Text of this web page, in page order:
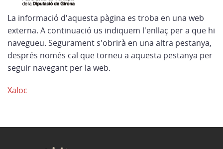
La informació d'aquesta pàgina es troba en una web
externa. A continuació us indiquem l'enllaç per a que hi
navegueu. Segurament s'obrirà en una altra pestanya,
després només cal que torneu a aquesta pestanya per
seguir navegant per la web.
Xaloc